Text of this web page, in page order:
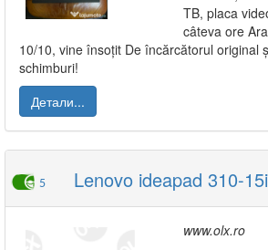
TB, placa
câteva ore
10/10, vine însoțit De încărcătorul original
schimburi!
Детали...
5 Lenovo ideapad 310-
www.olx.ro